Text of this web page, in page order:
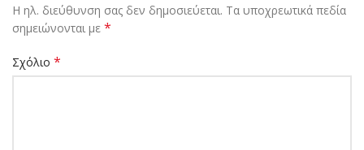
Η ηλ. διεύθυνση σας δεν δημοσιεύεται. Τα υποχρεωτικά πεδία
σημειώνονται με *
Σχόλιο *